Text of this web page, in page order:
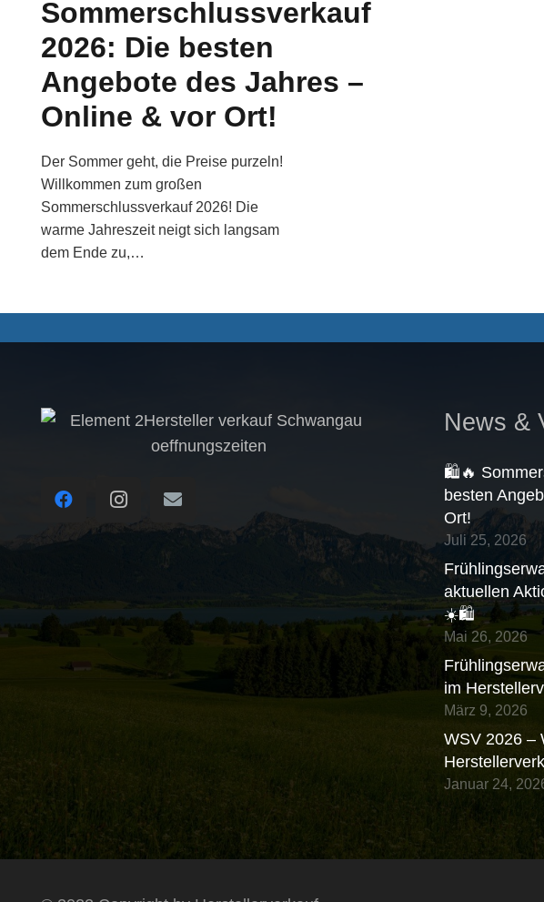
Sommerschlussverkauf
2026: Die besten
Angebote des Jahres –
Online & vor Ort!
Der Sommer geht, die Preise purzeln!
Willkommen zum großen
Sommerschlussverkauf 2026! Die
warme Jahreszeit neigt sich langsam
dem Ende zu,…
News &
🛍️🔥
besten
Ort!
Juli 25, 2026
aktuellen
☀️🛍️
Mai 26, 2026
im
März 9, 2026
WSV 2026 –
Januar 24,